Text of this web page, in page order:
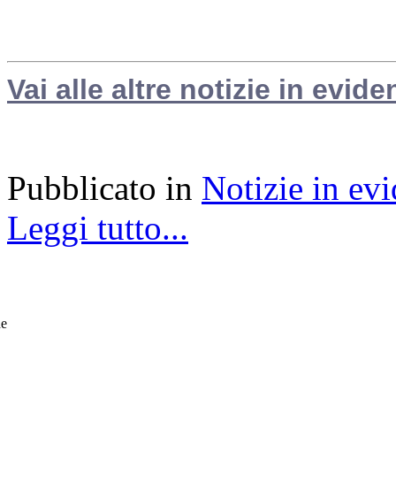
Vai alle altre notizie in
Pubblicato in Notizie in
Leggi tutto...